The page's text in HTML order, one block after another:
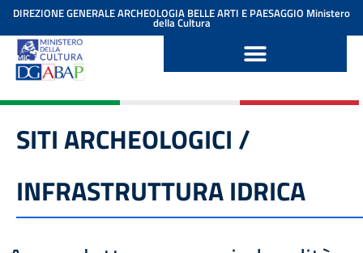
contenuto
DIREZIONE GENERALE ARCHEOLOGIA BELLE ARTI E PAESAGGIO Ministero
della Cultura
SITI ARCHEOLOGICI /
INFRASTRUTTURA IDRICA